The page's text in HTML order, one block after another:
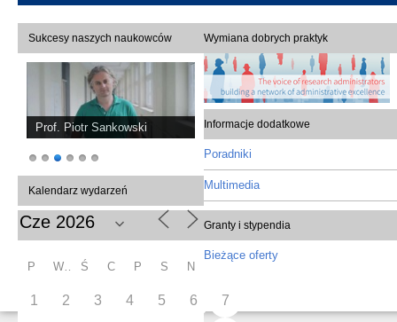
Sukcesy naszych naukowców
Prof. Piotr Sankowski
Kalendarz wydarzeń
P Ś C P S N
1 2 3 4 5 6 7
Wymiana dobrych praktyk
Informacje dodatkowe
Poradniki
Multimedia
Granty i stypendia
Bieżące oferty